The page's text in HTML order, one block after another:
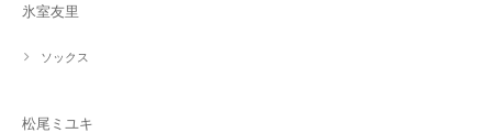
氷室友里
ソックス
松尾ミユキ